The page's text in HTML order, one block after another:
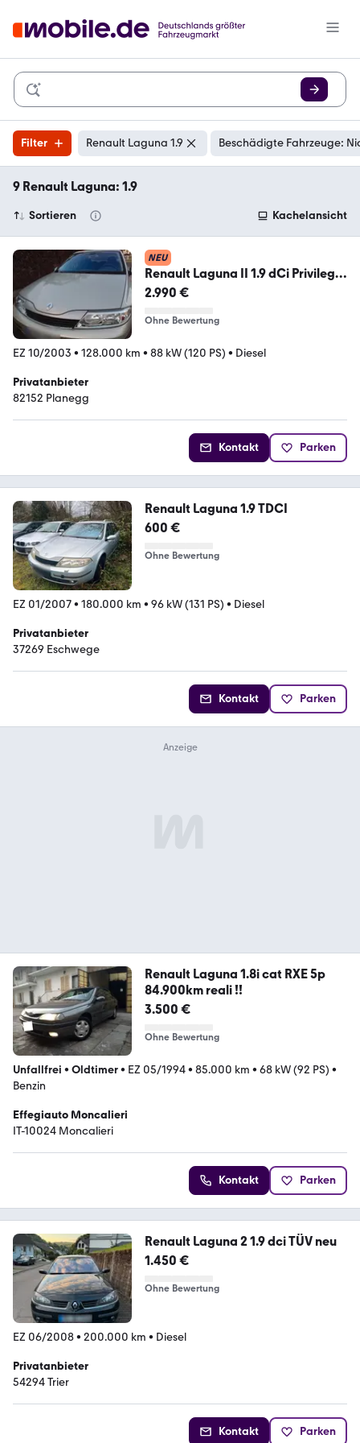
Filter Renault Laguna 1.9 Beschädigte Fahrzeuge:
9 Renault Laguna: 1.9
Sortieren Kachelansicht
NEU
Renault Laguna II 1.9 dCi Privilege
4,58Li...
2.990 €
Ohne Bewertung
EZ 10/2003 • 128.000 km • 88 kW (120 PS) • Diesel
Privatanbieter
82152 Planegg
Kontakt Parken
Renault Laguna 1.9 TDCI
600 €
Ohne Bewertung
EZ 01/2007• 180.000 km • 96 kW (131 PS) • Diesel
Privatanbieter
37269 Eschwege
Kontakt Parken
Renault Laguna 1.8i cat RXE 5p
84.900km reali !!
3.500 €
Ohne Bewertung
Unfallfrei • Oldtimer• EZ 05/1994• 85.000 km • 68 kW (92 PS) •
Benzin
Effegiauto Moncalieri
IT-10024 Moncalieri
Kontakt Parken
Renault Laguna 2 1.9 dci TÜV neu
1.450 €
Ohne Bewertung
EZ 06/2008• 200.000 km • Diesel
Privatanbieter
54294 Trier
Kontakt Parken